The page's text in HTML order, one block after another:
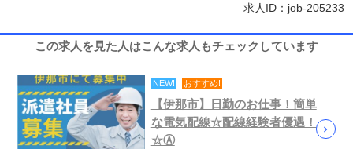
求人ID：job-205233
この求人を見た人はこんな求人もチェックしています
NEW! おすすめ!
【伊那市】日勤のお仕事！簡単
な電気配線☆配線経験者優遇！
☆Ⓐ